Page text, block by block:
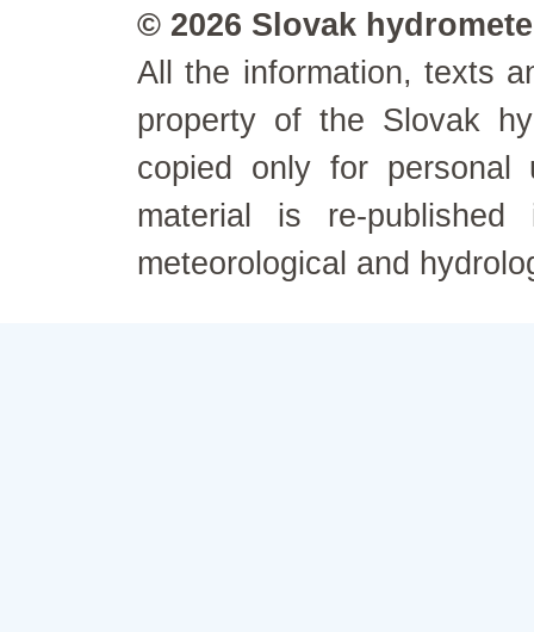
© 2026 Slovak
All the information, texts
property of the Slovak
copied only for personal
material is re-
meteorological and